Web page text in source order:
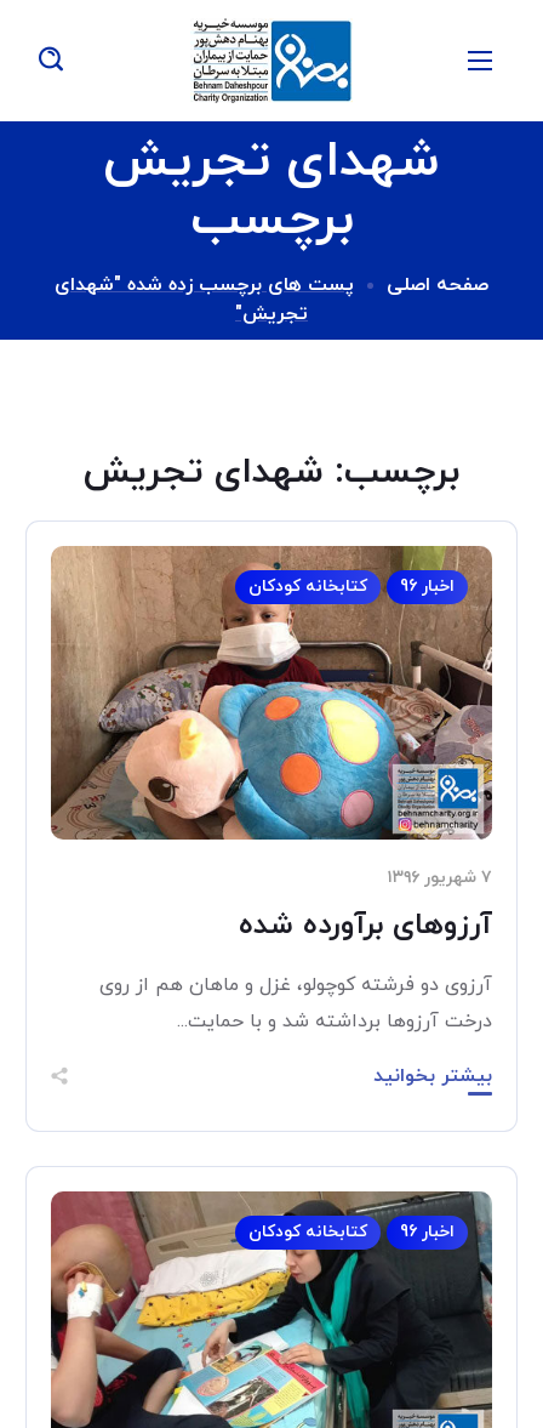
شهدای تجریش
برچسب
صفحه اصلی
پست های برچسب زده شده "شهدای
تجریش"
برچسب: شهدای تجریش
اخبار 96 کتابخانه کودکان
۷ شهریور ۱۳۹۶
آرزوهای برآورده شده
آرزوی دو فرشته کوچولو، غزل و ماهان هم از روی
درخت آرزوها برداشته شد و با حمایت...
بیشتر بخوانید
اخبار 96 کتابخانه کودکان